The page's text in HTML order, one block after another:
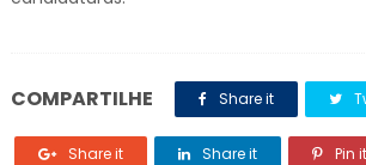
COMPARTILHE Share it
Share it Share it Pin it